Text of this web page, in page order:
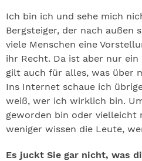
Ich bin ich und sehe mich
Bergsteiger, der nach außen
viele Menschen eine
ihr Recht. Da ist aber nur ein
gilt auch für alles, was über
Ins Internet schaue ich
weiß, wer ich wirklich bin.
geworden bin oder vielleicht
weniger wissen die Leute,
Es juckt Sie gar nicht, was